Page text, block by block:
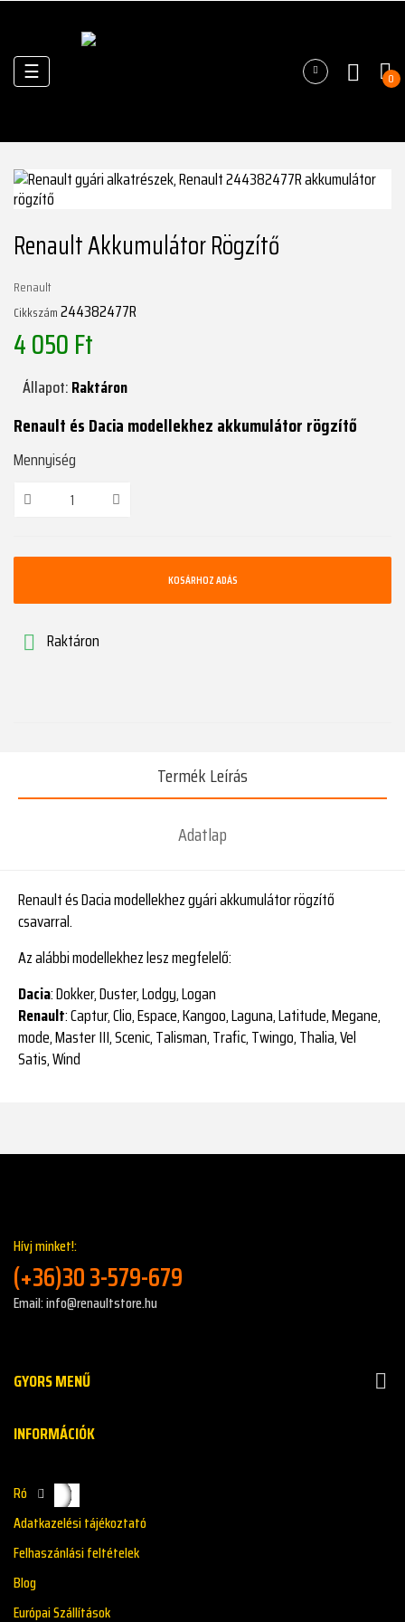
Váltás
a
☰ 0
Renault Akkumulátor Rögzítő
Renault
Cikkszám244382477R
4 050 Ft
Állapot:Raktáron
Renault és Dacia modellekhez akkumulátor rögzítő
Mennyiség
KOSÁRHOZ ADÁS
 Raktáron
Termék Leírás
Adatlap
Renault és Dacia modellekhez gyári akkumulátor rögzítő
csavarral.
Az alábbi modellekhez lesz megfelelő:
Dacia: Dokker, Duster, Lodgy, Logan
Renault: Captur, Clio, Espace, Kangoo, Laguna, Latitude, Megane,
mode, Master III, Scenic, Talisman, Trafic, Twingo, Thalia, Vel
Satis, Wind
Hívj minket!:
(+36)30 3-579-679
Email: info@renaultstore.hu
GYORS MENŰ 
INFORMÁCIÓK
Rólunk
Adatkazelési tájékoztató
Felhaszánlási feltételek
Blog
Európai Szállítások